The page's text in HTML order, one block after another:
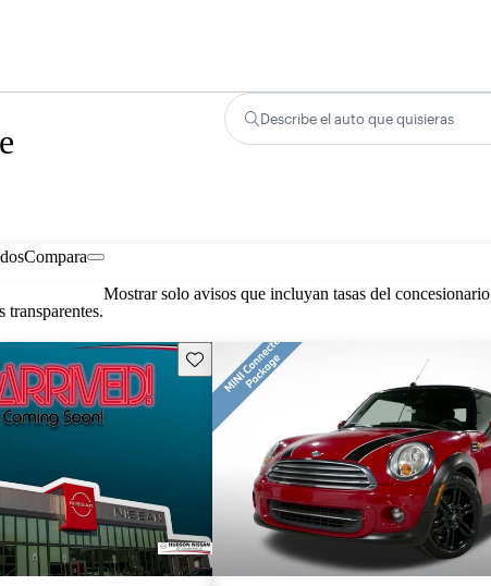
Describe el auto que quisieras
Compara
transparentes.
Mostrar solo avisos que incluyan tasas del concesionario
Guarda este Aviso